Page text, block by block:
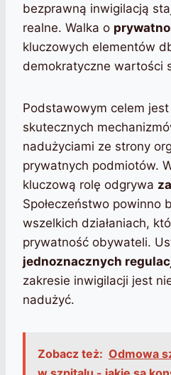
bezprawną inwigilacją
realne. Walka o
kluczowych elementów
demokratyczne wartości
Podstawowym celem
skutecznych
nadużyciami ze strony
prywatnych podmiotów.
kluczową rolę odgrywa
Społeczeństwo powinno
wszelkich działaniach,
prywatność obywateli.
jednoznacznych
zakresie inwigilacji jest
nadużyć.
Zobacz też: Odmowa